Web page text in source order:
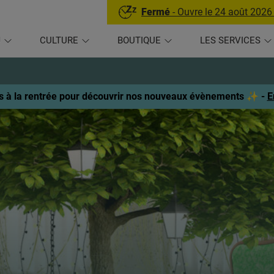
Fermé - Ouvre le 24 août
CULTURE BOUTIQUE LES SERVICES
à la rentrée pour découvrir nos nouveaux évènements ✨ -